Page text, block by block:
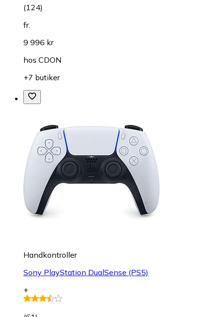
(124)
fr.
9 996 kr
hos CDON
+7 butiker
Handkontroller
Sony PlayStation DualSense (PS5)
+